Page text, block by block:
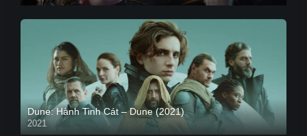
Dune: Hành Tinh Cát – Dune (2021)
2021
HD VIETSUB